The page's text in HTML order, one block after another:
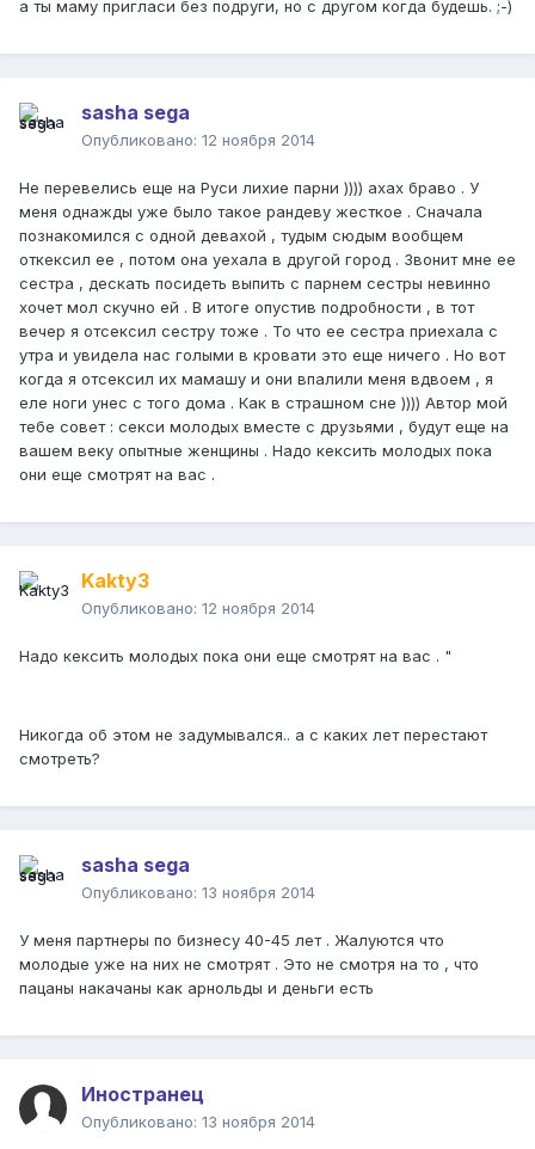
а ты маму пригласи без подруги, но с другом когда будешь. ;-)
sasha sega
Опубликовано: 12 ноября 2014
Не перевелись еще на Руси лихие парни )))) ахах браво . У
меня однажды уже было такое рандеву жесткое . Сначала
познакомился с одной девахой , тудым сюдым вообщем
откексил ее , потом она уехала в другой город . Звонит мне ее
сестра , дескать посидеть выпить с парнем сестры невинно
хочет мол скучно ей . В итоге опустив подробности , в тот
вечер я отсексил сестру тоже . То что ее сестра приехала с
утра и увидела нас голыми в кровати это еще ничего . Но вот
когда я отсексил их мамашу и они впалили меня вдвоем , я
еле ноги унес с того дома . Как в страшном сне )))) Автор мой
тебе совет : секси молодых вместе с друзьями , будут еще на
вашем веку опытные женщины . Надо кексить молодых пока
они еще смотрят на вас .
Kakty3
Опубликовано: 12 ноября 2014
Надо кексить молодых пока они еще смотрят на вас . "
Никогда об этом не задумывался.. а с каких лет перестают
смотреть?
sasha sega
Опубликовано: 13 ноября 2014
У меня партнеры по бизнесу 40-45 лет . Жалуются что
молодые уже на них не смотрят . Это не смотря на то , что
пацаны накачаны как арнольды и деньги есть
Иностранец
Опубликовано: 13 ноября 2014